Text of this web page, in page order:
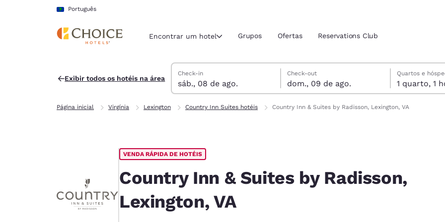
Pular Para Conteúdo Principal
Português
Região e localização atuais
Português
United States
Português
Encontrar um hotel Grupos Ofertas Reservations Club
Exibir todos os hotéis na área
Pesquisar hotéis
sábado, 8 de agosto
Check-in
sáb., 08 de ago.
domingo, 9 de agosto
Check-out
dom., 09 de ago.
domingo, 9 de agosto data de check-out selecionada
sábado, 8 de agosto data do check-in selecionada
Quartos e
1
Página inicial Virgínia Lexington Country Inn Suites hotéis Country Inn & Suites by Radisson, Lexington, VA
VENDA RÁPIDA DE HOTÉIS
Country Inn & Suites by Radisson,
Lexington, VA